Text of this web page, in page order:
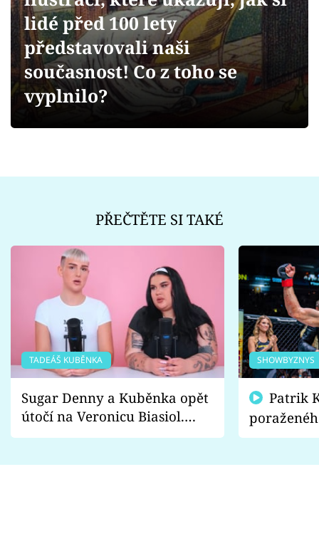
Videa
Sledujte prima+
lidé před 100 lety
představovali naši
současnost! Co z toho se
vyplnilo?
PŘEČTĚTE SI TAKÉ
TADEÁŠ KUBĚNKA
Sugar Denny a Kuběnka opět
útočí na Veronicu Biasiol.
Proč je podle nich falešná a
SHOWBYZNYS
fanoušci